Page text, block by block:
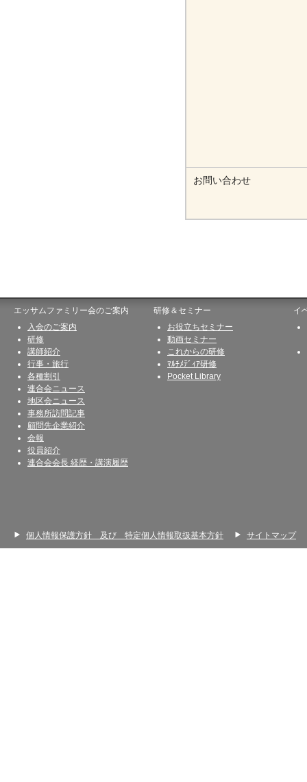
お問い合わせ
エッサムファミリー会のご案内
入会のご案内
研修
講師紹介
行事・旅行
各種割引
連合会ニュース
地区会ニュース
事務所訪問記事
顧問先企業紹介
会報
役員紹介
連合会会長 経歴・講演履歴
研修＆セミナー
お役立ちセミナー
動画セミナー
これからの研修
ﾏﾙﾁﾒﾃﾞｨｱ研修
Pocket Library
イ
個人情報保護方針 及び 特定個人情報取扱基本方針 サイトマップ